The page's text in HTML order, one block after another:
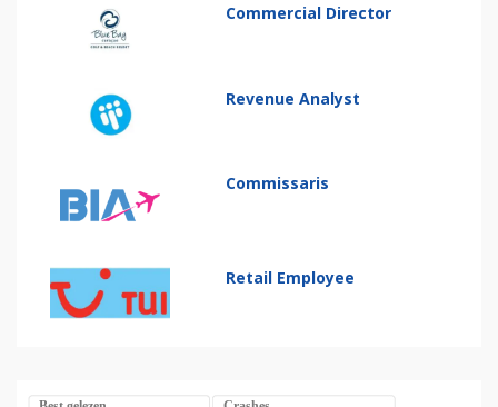
Commercial Director
Revenue Analyst
Commissaris
Retail Employee